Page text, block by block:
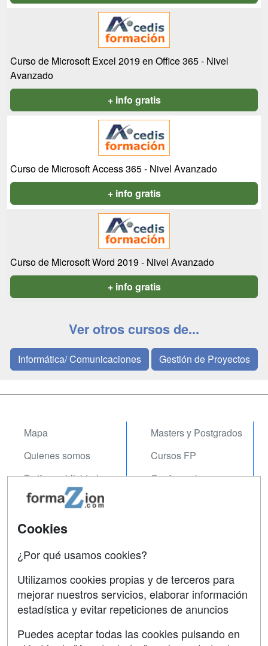
Curso de Microsoft Excel 2019 en Office 365 - Nivel
Avanzado
+ info gratis
Curso de Microsoft Access 365 - Nivel Avanzado
+ info gratis
Curso de Microsoft Word 2019 - Nivel Avanzado
+ info gratis
Ver otros cursos de...
Informática/ Comunicaciones Gestión de Proyectos
Mapa
Quienes somos
Tarifas publicidad
Acceso Usuarios
Acceso Centros
Masters y Postgrados
Cursos FP
Conferencias
Contactar
Confidencialidad
Aviso legal
Copyleft
Cookies
¿Por qué usamos cookies?
Utilizamos cookies propias y de terceros para
mejorar nuestros servicios, elaborar información
estadística y evitar repeticiones de anuncios
Puedes aceptar todas las cookies pulsando en